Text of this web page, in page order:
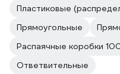
Пластиковые
Прямоугольные
Распаячные коробки
Ответвительные